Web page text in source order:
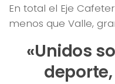
En total el Eje
menos que Valle,
«Unidos